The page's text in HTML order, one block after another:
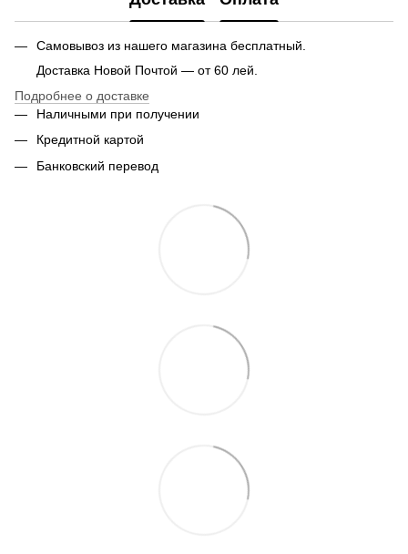
Самовывоз из нашего магазина бесплатный.
Доставка Новой Почтой — от 60 лей.
Подробнее о доставке
Наличными при получении
Кредитной картой
Банковский перевод